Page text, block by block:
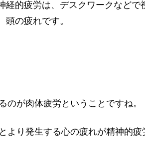
経的疲労は、デスクワークなどで
の疲れです。
のが肉体疲労ということですね。
より発生する心の疲れが精神的疲